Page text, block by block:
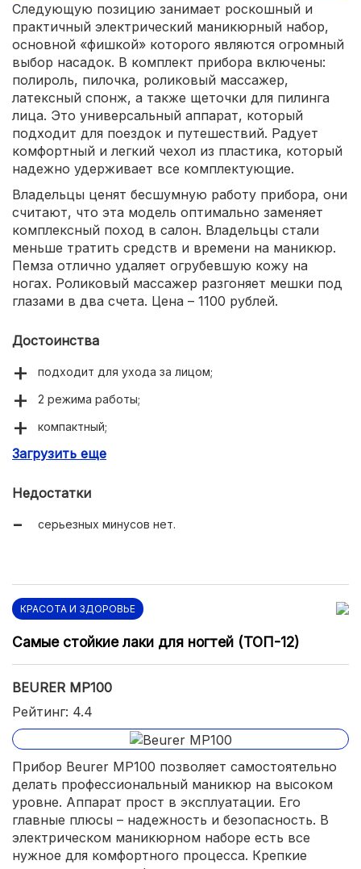
Следующую позицию занимает роскошный и
практичный электрический маникюрный набор,
основной «фишкой» которого являются огромный
выбор насадок. В комплект прибора включены:
полироль, пилочка, роликовый массажер,
латексный спонж, а также щеточки для пилинга
лица. Это универсальный аппарат, который
подходит для поездок и путешествий. Радует
комфортный и легкий чехол из пластика, который
надежно удерживает все комплектующие.
Владельцы ценят бесшумную работу прибора, они
считают, что эта модель оптимально заменяет
комплексный поход в салон. Владельцы стали
меньше тратить средств и времени на маникюр.
Пемза отлично удаляет огрубевшую кожу на
ногах. Роликовый массажер разгоняет мешки под
глазами в два счета. Цена – 1100 рублей.
Достоинства
подходит для ухода за лицом;
2 режима работы;
компактный;
оптимальная цена.
Загрузить еще
Недостатки
серьезных минусов нет.
КРАСОТА И ЗДОРОВЬЕ
Самые стойкие лаки для ногтей (ТОП-12)
BEURER MP100
Рейтинг: 4.4
Прибор Beurer MP100 позволяет самостоятельно
делать профессиональный маникюр на высоком
уровне. Аппарат прост в эксплуатации. Его
главные плюсы – надежность и безопасность. В
электрическом маникюрном наборе есть все
нужное для комфортного процесса. Крепкие